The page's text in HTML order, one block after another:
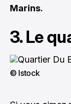
Marins.
3. Le
© Istock